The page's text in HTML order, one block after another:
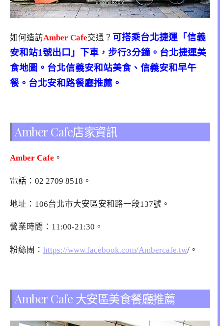
如何造訪Amber Cafe交通？ 可搭乘台北捷運「信義
安和站1號出口」下車，步行3分鐘。台北捷運美
食地圖。台北信義安和站美食、信義安和早午
餐。台北安和路餐廳推薦。
Amber Cafe店家資訊
Amber Cafe 。
電話： 02 2709 8518 。
地址：106台北市大安區安和路一段137號。
營業時間：11:00-21:30。
粉絲團： https://www.facebook.com/Ambercafe.tw/。
Amber Cafe 大安區美食餐廳推薦